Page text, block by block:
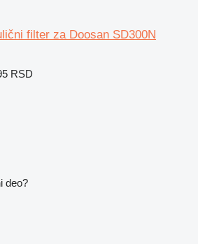
filter za Doosan SD300N
RSD
dеo?